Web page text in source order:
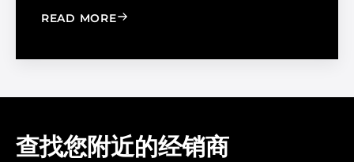
READ MORE: WINDOW FILM VS. WINDOW
查找您附近的经销商